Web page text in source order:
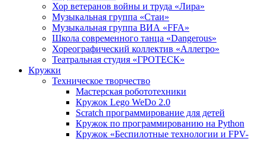
Хор ветеранов войны и труда «Лира»
Музыкальная группа «Стаи»
Музыкальная группа ВИА «FFA»
Школа современного танца «Dangerous»
Хореографический коллектив «Аллегро»
Театральная студия «ГРОТЕСК»
Кружки
Техническое творчество
Мастерская робототехники
Кружок Lego WeDo 2.0
Scratch программирование для детей
Кружок по программированию на Python
Кружок «Беспилотные технологии и FPV-